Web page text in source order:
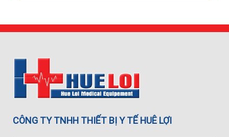
CÔNG TY TNHH THIẾT BỊ Y TẾ HUÊ LỢI